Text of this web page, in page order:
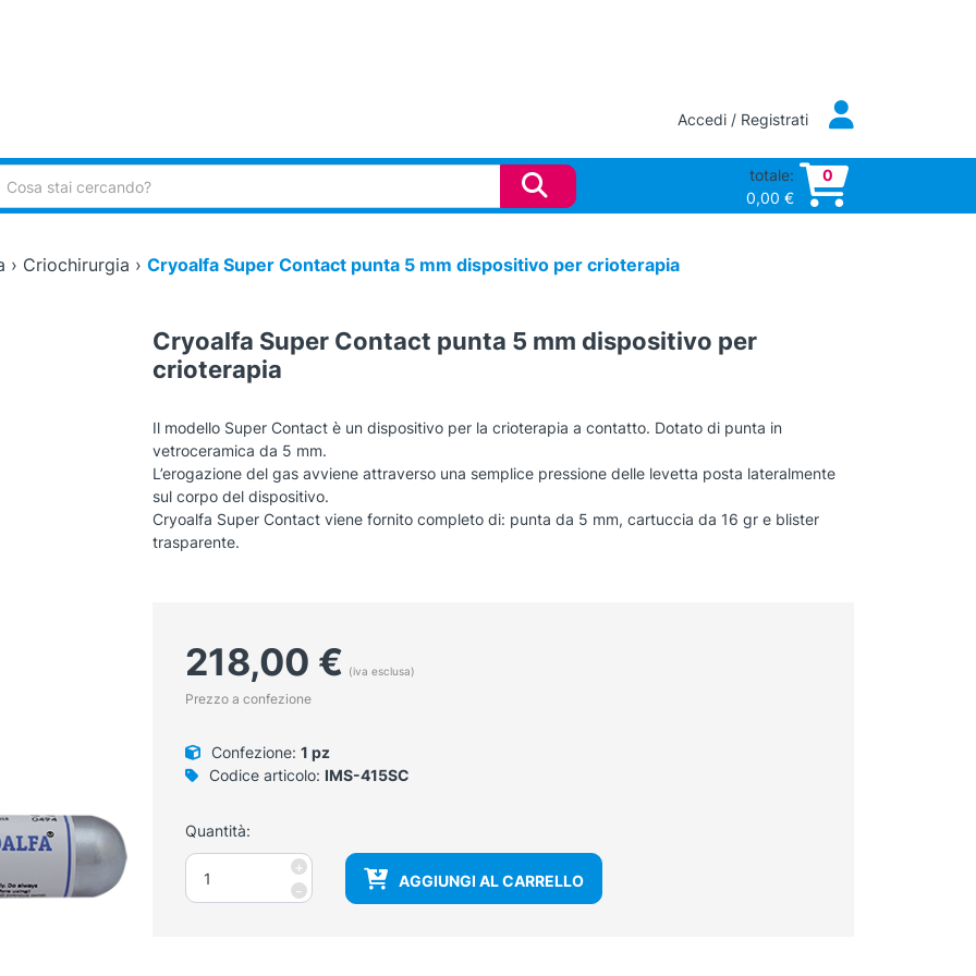
Accedi / Registrati
totale:
0,00 €
0
› Criochirurgia › Cryoalfa Super Contact punta 5 mm dispositivo per crioterapia
Cryoalfa Super Contact punta 5 mm dispositivo per
crioterapia
Il modello Super Contact è un dispositivo per la crioterapia a contatto. Dotato di punta in
vetroceramica da 5 mm.
L’erogazione del gas avviene attraverso una semplice pressione delle levetta posta lateralmente
sul corpo del dispositivo.
Cryoalfa Super Contact viene fornito completo di: punta da 5 mm, cartuccia da 16 gr e blister
trasparente.
218,00 € (iva esclusa)
Prezzo a confezione
Confezione: 1 pz
Codice articolo: IMS-415SC
Quantità:
-
Cryoalfa
Super
Contact
+
AGGIUNGI AL CARRELLO